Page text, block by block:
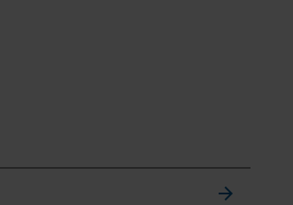
arrow_forward